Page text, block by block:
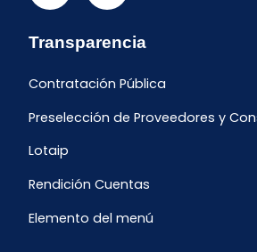
Transparencia
Contratación Pública
Preselección de Proveedores y
Lotaip
Rendición Cuentas
Elemento del menú